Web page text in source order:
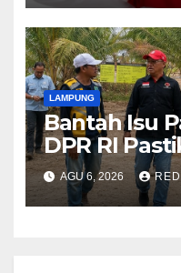
LAMPUNG
Bantah Isu
DPR RI
Penambang
AGU 6, 2026